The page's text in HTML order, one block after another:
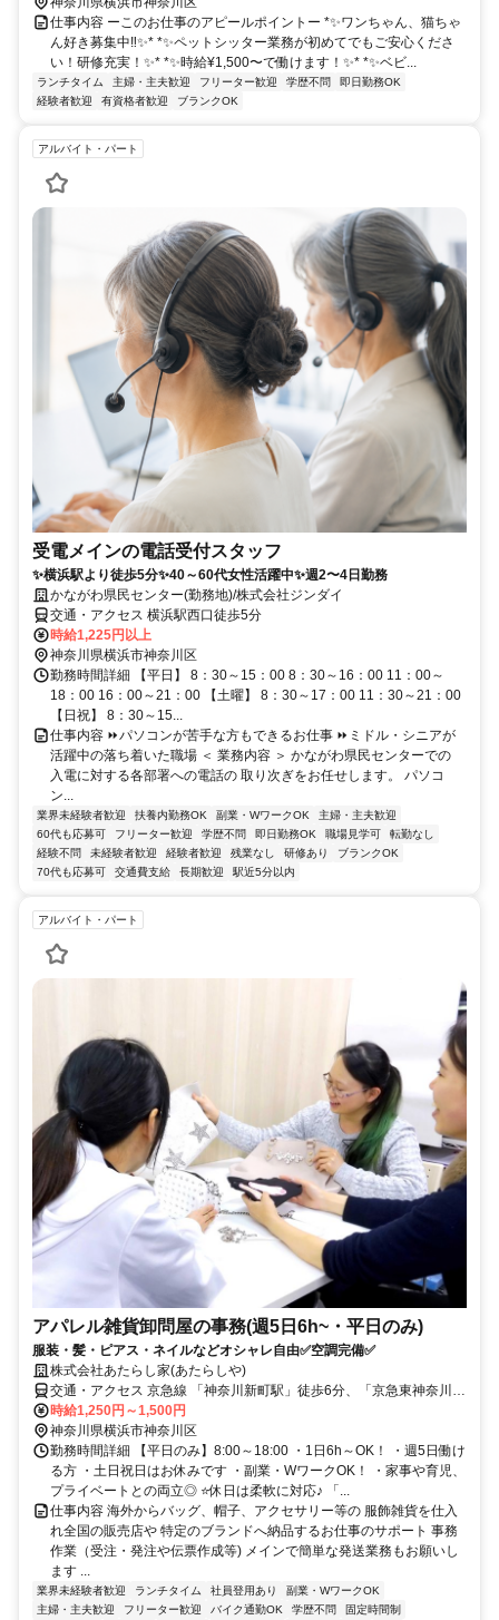
仕事内容 ーこのお仕事のアピールポイントー *✨ワンちゃん、猫ちゃ
ん好き募集中‼✨* *✨ペットシッター業務が初めてでもご安心くださ
い！研修充実！✨* *✨時給¥1,500〜で働けます！✨* *✨ベビ...
ランチタイム 主婦・主夫歓迎 フリーター歓迎 学歴不問
即日勤務OK
経験者歓迎
有資格者歓迎 ブランクOK
アルバイト・パート
受電メインの電話受付スタッフ
✨横浜駅より徒歩5分✨40～60代女性活躍中✨週2〜4日勤務
かながわ県民センター(勤務地)/株式会社ジンダイ
交通・アクセス 横浜駅西口徒歩5分
時給1,225円以上
神奈川県横浜市神奈川区
勤務時間詳細 【平日】 8：30～15：00 8：30～16：00 11：00～
18：00 16：00～21：00 【土曜】 8：30～17：00 11：30～21：00
【日祝】 8：30～15...
仕事内容 ⏩パソコンが苦手な方もできるお仕事 ⏩ミドル・シニアが
活躍中の落ち着いた職場 ＜ 業務内容 ＞ かながわ県民センターでの
入電に対する各部署への電話の 取り次ぎをお任せします。 パソコ
ン...
業界未経験者歓迎 扶養内勤務OK 副業・WワークOK
主婦・主夫歓迎
60代も応募可
フリーター歓迎 学歴不問 即日勤務OK 職場見学可
転勤なし
経験不問
未経験者歓迎 経験者歓迎 残業なし 研修あり
ブランクOK
70代も応募可
交通費支給 長期歓迎 駅近5分以内
アルバイト・パート
アパレル雑貨卸問屋の事務(週5日6h~・平日のみ)
服装・髪・ピアス・ネイルなどオシャレ自由✅空調完備✅
株式会社あたらし家(あたらしや)
交通・アクセス 京急線 「神奈川新町駅」徒歩6分、「京急東神奈川
駅」徒歩10分、JR「東神奈川駅」徒歩9分
時給1,250円～1,500円
神奈川県横浜市神奈川区
勤務時間詳細 【平日のみ】8:00～18:00 ・1日6h～OK！ ・週5日働け
る方 ・土日祝日はお休みです ・副業・WワークOK！ ・家事や育児、
プライベートとの両立◎ ⭐休日は柔軟に対応♪ 「...
仕事内容 海外からバッグ、帽子、アクセサリー等の 服飾雑貨を仕入
れ全国の販売店や 特定のブランドへ納品するお仕事のサポート 事務
作業（受注・発注や伝票作成等) メインで簡単な発送業務もお願いし
ます ...
業界未経験者歓迎 ランチタイム 社員登用あり
副業・WワークOK
主婦・主夫歓迎
フリーター歓迎 バイク通勤OK 学歴不問
固定時間制